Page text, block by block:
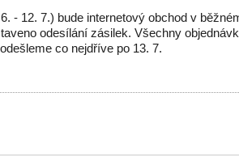
- 12. 7.) bude internetový obchod v
odesílání zásilek. Všechny
co nejdříve po 13. 7.